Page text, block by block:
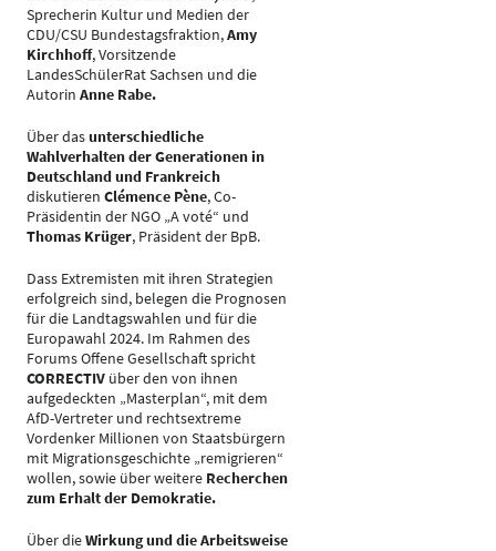
Sprecherin Kultur und Medien der
CDU/CSU Bundestagsfraktion,Amy
Kirchhoff, Vorsitzende
LandesSchülerRat Sachsen und die
Autorin Anne Rabe.
Über dasunterschiedliche
Wahlverhalten der Generationen in
Deutschland und Frankreich
diskutieren Clémence Pène, Co-
Präsidentin der NGO „A voté“ und
Thomas Krüger, Präsident der BpB.
Dass Extremisten mit ihren Strategien
erfolgreich sind, belegen die Prognosen
für die Landtagswahlen und für die
Europawahl 2024. Im Rahmen des
Forums Offene Gesellschaft spricht
CORRECTIV über den von ihnen
aufgedeckten „Masterplan“, mit dem
AfD-Vertreter und rechtsextreme
Vordenker Millionen von Staatsbürgern
mit Migrationsgeschichte „remigrieren“
wollen, sowie über weitere Recherchen
zum Erhalt der Demokratie.
Über dieWirkung und die Arbeitsweise